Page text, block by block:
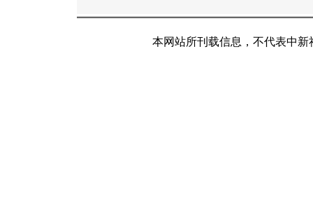
本网站所刊载信息，不代表中